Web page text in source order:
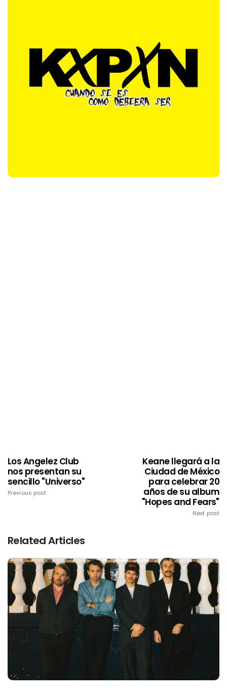
Los Angelez Club
nos presentan su
sencillo "Universo"
Previous post
Keane llegará a la
Ciudad de México
para celebrar 20
años de su album
"Hopes and Fears"
Next post
Related Articles